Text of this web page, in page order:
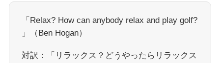
「Relax? How can anybody relax and play golf?
」（Ben Hogan）
対訳：「リラックス？どうやったらリラックス